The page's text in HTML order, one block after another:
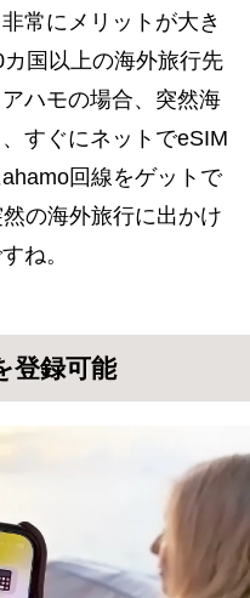
常にメリットが大き
国以上の海外旅行先
ハモの場合、突然海
すぐにネットでeSIM
回線をゲットで
の海外旅行に出かけ
ね。
登録可能